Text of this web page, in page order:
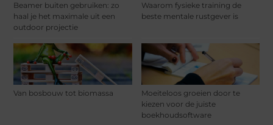
Beamer buiten gebruiken: zo
haal je het maximale uit een
outdoor projectie
Waarom fysieke training de
beste mentale rustgever is
Van bosbouw tot biomassa
Moeiteloos groeien door te
kiezen voor de juiste
boekhoudsoftware